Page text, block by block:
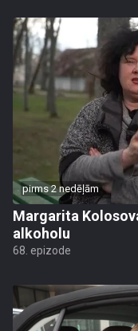
pirms 2 nedēļām
Margarita
alkoholu
68. epizode